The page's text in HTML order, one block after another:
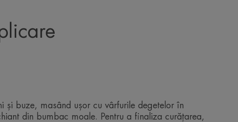
și buze, masând ușor cu vârfurile degetelor în
din bumbac moale. Pentru a finaliza curățarea,